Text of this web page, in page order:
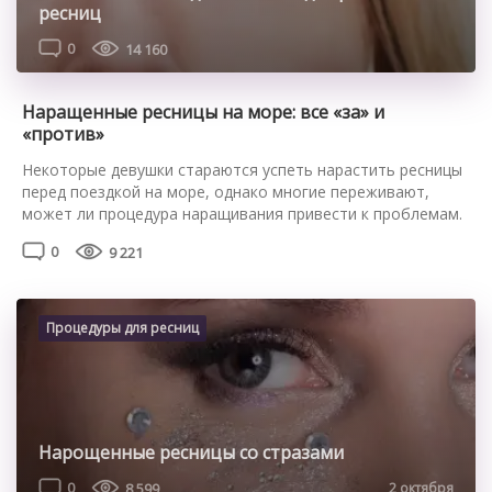
ресниц
0 14 160
Наращенные ресницы на море: все «за» и
«против»
Некоторые девушки стараются успеть нарастить ресницы
перед поездкой на море, однако многие переживают,
может ли процедура наращивания привести к проблемам.
ресницы перед поездкой на море можно, однако на море с
воздействуя на клей, может привести к его разрушению, в
результате чего искусственные […]
0 9 221
Процедуры для ресниц
Нарощенные ресницы со стразами
0 2 октября